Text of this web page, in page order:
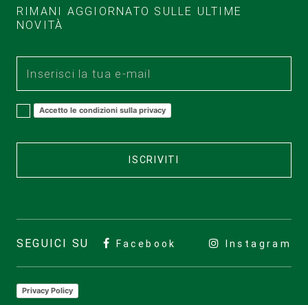
RIMANI AGGIORNATO SULLE ULTIME
NOVITÀ
Accetto le condizioni sulla privacy
ISCRIVITI
SEGUICI SU Facebook Instagram
Privacy Policy